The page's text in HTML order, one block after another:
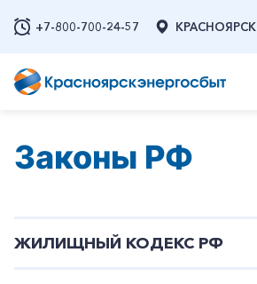
+7-800-700-24-57 КРАСНОЯРСК
Законы РФ
ЖИЛИЩНЫЙ КОДЕКС РФ